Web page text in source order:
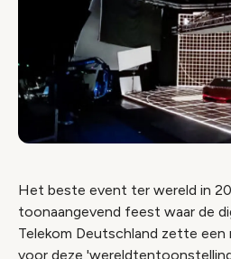
Het beste event ter wereld in
toonaangevend feest waar de
Telekom Deutschland zette een
voor deze